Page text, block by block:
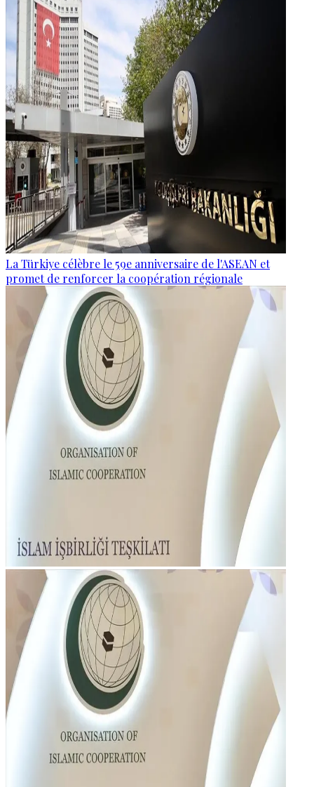
La Türkiye célèbre le 59e anniversaire de l'ASEAN et
promet de renforcer la coopération régionale